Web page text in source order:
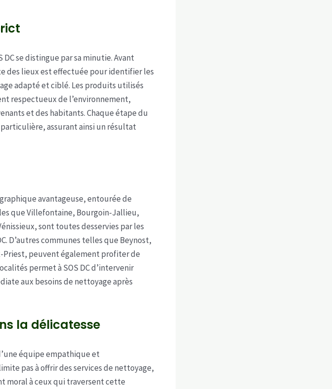
DC se distingue par sa minutie. Avant
des lieux est effectuée pour identifier les
adapté et ciblé. Les produits utilisés
respectueux de l’environnement,
et des habitants. Chaque étape du
assurant ainsi un résultat
avantageuse, entourée de
que Villefontaine, Bourgoin-Jallieu,
sont toutes desservies par les
D’autres communes telles que Beynost,
Priest, peuvent également profiter de
permet à SOS DC d’intervenir
aux besoins de nettoyage après
la délicatesse
équipe empathique et
pas à offrir des services de nettoyage,
moral à ceux qui traversent cette